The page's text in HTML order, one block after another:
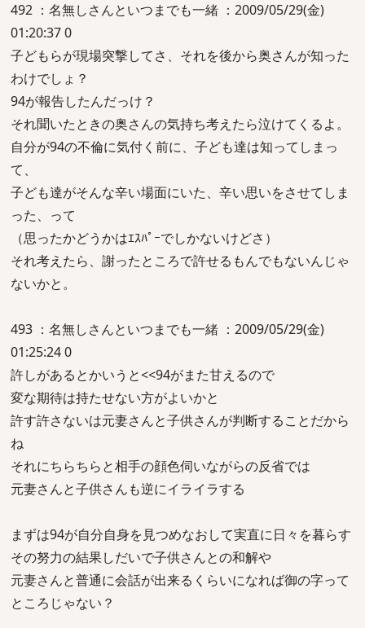
492 ：名無しさんといつまでも一緒 ：2009/05/29(金)
01:20:37 0
子どもらが現場突撃してさ、それを後から奥さんが知った
わけでしょ？
94が報告したんだっけ？
それ聞いたときの奥さんの気持ち考えたら泣けてくるよ。
自分が94の不倫に気付く前に、子ども達は知ってしまっ
て、
子ども達がそんな辛い場面にいた、辛い思いをさせてしま
った、って
（思ったかどうかはｴｽﾊﾟｰでしかないけどさ）
それ考えたら、謝ったところで許せるもんでもないんじゃ
ないかと。
493 ：名無しさんといつまでも一緒 ：2009/05/29(金)
01:25:24 0
許しがあるとかいうと<<94がまた甘えるので
変な期待は持たせない方がよいかと
許す許さないは元妻さんと子供さんが判断することだから
ね
それにちらちらと相手の顔色伺いながらの反省では
元妻さんと子供さんも逆にイライラする
まずは94が自分自身を見つめなおして実直に日々を暮らす
その努力の結果しだいで子供さんとの和解や
元妻さんと普通に会話が出来るくらいになれば御の字って
ところじゃない？